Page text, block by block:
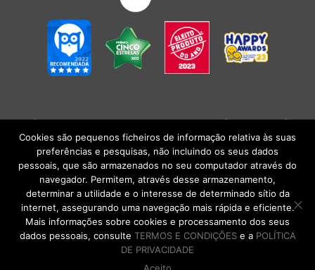
POLÍTICA DE PRIVACIDADE|TERMOS E CONDIÇÕESlCONDIÇÕES
GERAIS DE VENDA| Alberto Oculista, SA 2026. Todos os direitos reservados.
Cookies são pequenos ficheiros de informação relativa às suas
preferências e pesquisas, não incluindo os seus dados
pessoais, que são armazenados no seu computador através do
navegador. Permitem, através desse armazenamento,
determinar a utilidade e o interesse de determinado sítio da
internet, assegurando uma navegação mais rápida e eficiente.
Mais informações sobre cookies e processamento dos seus
dados pessoais, consulte TERMOS E CONDIÇÕESe a POLÍTICA
DE PRIVACIDADE